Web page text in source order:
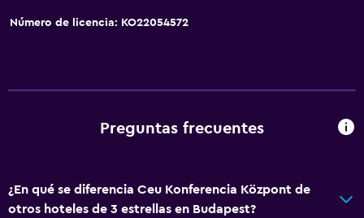
Secador de pelo
Servicios y facilidades
Número de licencia: KO22054572
Preguntas frecuentes
¿En qué se diferencia Ceu Konferencia Központ de
otros hoteles de 3 estrellas en Budapest?